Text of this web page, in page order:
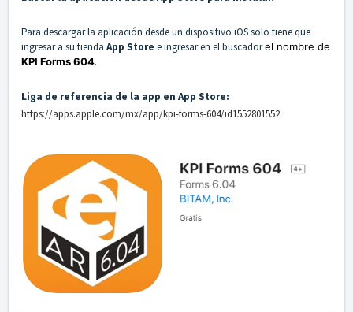
Para descargar la aplicación desde un dispositivo iOS solo tiene que
ingresar a su tienda App Store e ingresar en el buscadorel nombre de
KPI Forms 604.
Liga de referencia de la app en App Store:
https://apps.apple.com/mx/app/kpi-forms-604/id1552801552